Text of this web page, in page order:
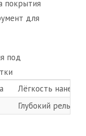
покрытия
для
под
Лёгкость
Глубокий рельеф